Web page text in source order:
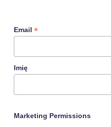
Email*
Imię
Marketing Permissions